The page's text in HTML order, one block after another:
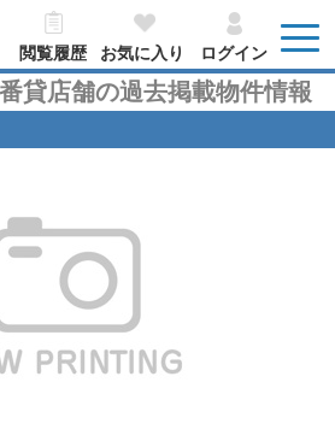
閲覧履歴 お気に入り ログイン
貸店舗の過去掲載物件情報